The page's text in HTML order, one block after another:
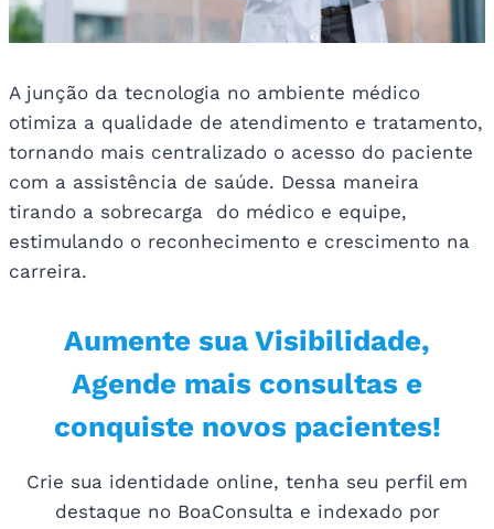
A junção da tecnologia no ambiente médico
otimiza a qualidade de atendimento e tratamento,
tornando mais centralizado o acesso do paciente
com a assistência de saúde. Dessa maneira
tirando a sobrecarga do médico e equipe,
estimulando o reconhecimento e crescimento na
carreira.
Aumente sua Visibilidade,
Agende mais consultas e
conquiste novos pacientes!
Crie sua identidade online, tenha seu perfil em
destaque no BoaConsulta e indexado por